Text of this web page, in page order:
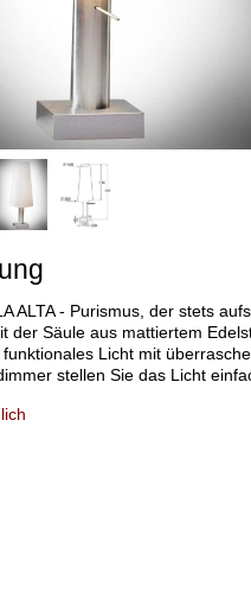
ALTA - Purismus, der stets
der Säule aus mattiertem
Licht mit
stellen Sie das Licht